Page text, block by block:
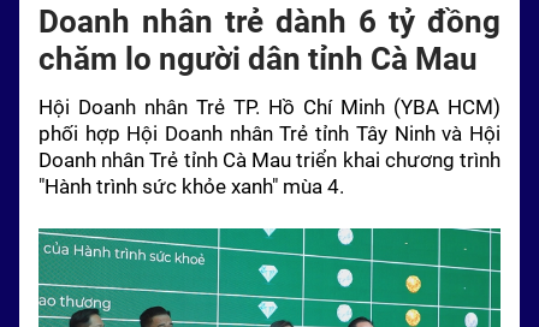
Doanh nhân trẻ dành 6 tỷ đồng
chăm lo người dân tỉnh Cà Mau
Hội Doanh nhân Trẻ TP. Hồ Chí Minh (YBA HCM)
phối hợp Hội Doanh nhân Trẻ tỉnh Tây Ninh và Hội
Doanh nhân Trẻ tỉnh Cà Mau triển khai chương trình
"Hành trình sức khỏe xanh" mùa 4.